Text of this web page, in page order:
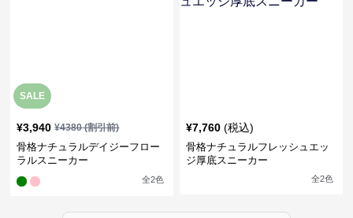
SALE
¥3,940 ¥4380(割引前)
骨格ナチュラルデイジーフロー
ラルスニーカー
全2色
¥7,760 (税込)
骨格ナチュラルフレッシュエッ
ジ厚底スニーカー
全2色